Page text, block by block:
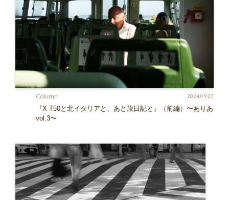
Column 2024.09.27
『X-T50と北イタリアと、あと旅日記と』（前編）〜ありあ
vol.3〜